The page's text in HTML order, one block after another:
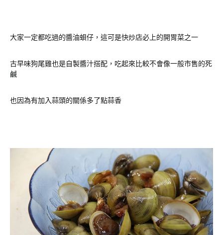
大家一定都吃過的醬油蛽仔，這可是快炒店必上的開胃菜之一
古早味狗尾雞也是自製醬汁搭配，吃起來比較不會像一般市售的死
鹹
也因為有加入蒜頭的關係多了點蒜香